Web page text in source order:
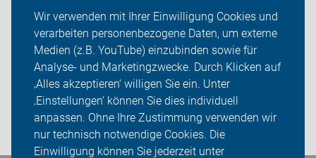
Wir verwenden mit Ihrer Einwilligung Cookies und
verarbeiten personenbezogene Daten, um externe
Medien (z.B. YouTube) einzubinden sowie für
Analyse- und Marketingzwecke. Durch Klicken auf
‚Alles akzeptieren‘ willigen Sie ein. Unter
‚Einstellungen‘ können Sie dies individuell
anpassen. Ohne Ihre Zustimmung verwenden wir
nur technisch notwendige Cookies. Die
Einwilligung können Sie jederzeit unter
ADFC Tostedt
Sei dabei
Presse
Login